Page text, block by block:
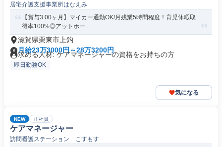
居宅介護支援事業所はなえみ
【賞与3.00ヶ月】マイカー通勤OK/月残業5時間程度！育児休暇取
得率100%◎アットホー...
滋賀県栗東市上鈎
月給23万3000円～28万3200円
求める人材: ケアマネージャーの資格をお持ちの方
即日勤務OK
気になる
NEW 正社員
ケアマネージャー
訪問看護ステーション こすもす